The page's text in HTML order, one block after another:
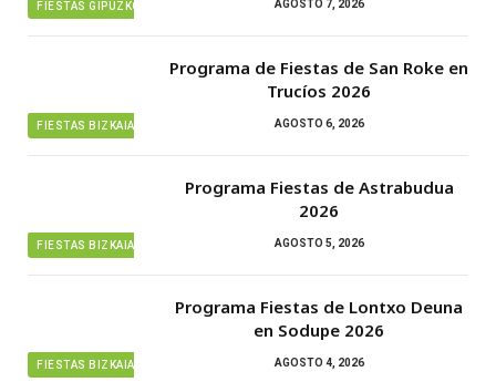
FIESTAS GIPUZKOA AGOSTO 7, 2026
FIESTAS BIZKAIA
Programa de Fiestas de San Roke en
Trucíos 2026
AGOSTO 6, 2026
FIESTAS BIZKAIA
Programa Fiestas de Astrabudua
2026
AGOSTO 5, 2026
FIESTAS BIZKAIA
Programa Fiestas de Lontxo Deuna
en Sodupe 2026
AGOSTO 4, 2026